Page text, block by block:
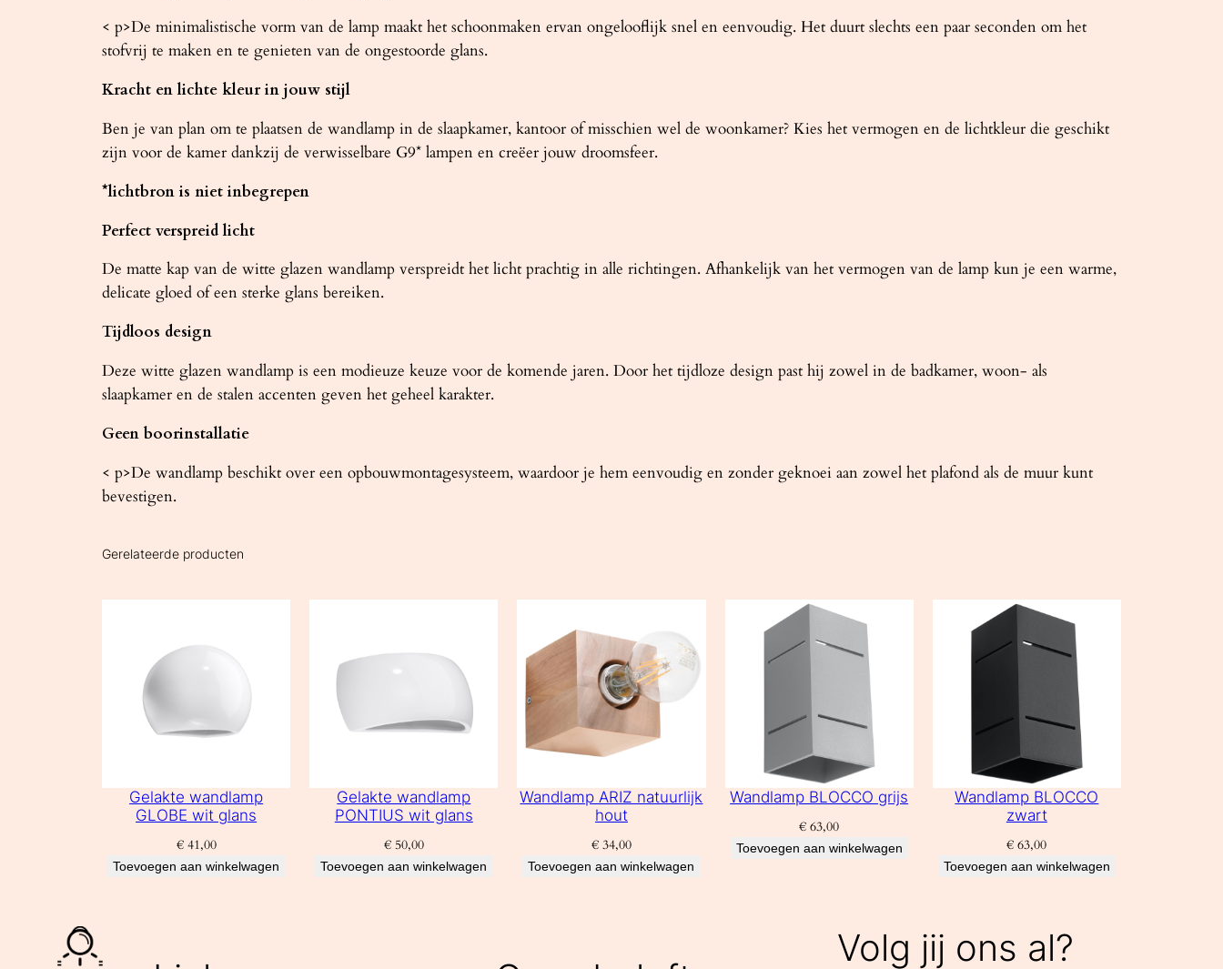
< p>De minimalistische vorm van de lamp maakt het schoonmaken ervan ongelooflijk snel en eenvoudig. Het duurt slechts een paar seconden om het
stofvrij te maken en te genieten van de ongestoorde glans.
Kracht en lichte kleur in jouw stijl
Ben je van plan om te plaatsen de wandlamp in de slaapkamer, kantoor of misschien wel de woonkamer? Kies het vermogen en de lichtkleur die geschikt
zijn voor de kamer dankzij de verwisselbare G9* lampen en creëer jouw droomsfeer.
*lichtbron is niet inbegrepen
Perfect verspreid licht
De matte kap van de witte glazen wandlamp verspreidt het licht prachtig in alle richtingen. Afhankelijk van het vermogen van de lamp kun je een warme,
delicate gloed of een sterke glans bereiken.
Tijdloos design
Deze witte glazen wandlamp is een modieuze keuze voor de komende jaren. Door het tijdloze design past hij zowel in de badkamer, woon- als
slaapkamer en de stalen accenten geven het geheel karakter.
Geen boorinstallatie
< p>De wandlamp beschikt over een opbouwmontagesysteem, waardoor je hem eenvoudig en zonder geknoei aan zowel het plafond als de muur kunt
bevestigen.
Gerelateerde producten
Gelakte wandlamp
GLOBE wit glans
€41,00
Toevoegen aan winkelwagen
Gelakte wandlamp
PONTIUS wit glans
€50,00
Toevoegen aan winkelwagen
Wandlamp ARIZ natuurlijk
hout
€34,00
Toevoegen aan winkelwagen
Wandlamp BLOCCO grijs
€ 63,00
Toevoegen aan winkelwagen
Wandlamp BLOCCO
zwart
€ 63,00
Toevoegen aan winkelwagen
Volg jij ons al?